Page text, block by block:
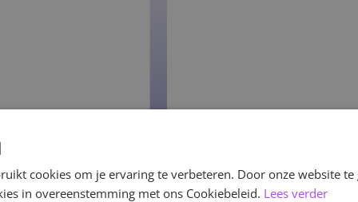
cookies om je ervaring te verbeteren. Door onze website
in overeenstemming met ons Cookiebeleid. Lees verder